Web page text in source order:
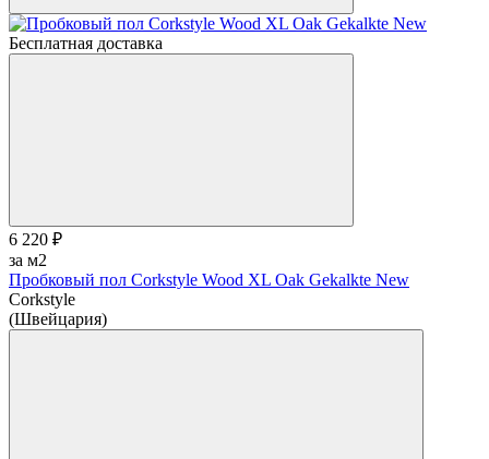
Бесплатная доставка
6 220 ₽
за м2
Пробковый пол Corkstyle Wood XL Oak Gekalkte New
Corkstyle
(Швейцария)